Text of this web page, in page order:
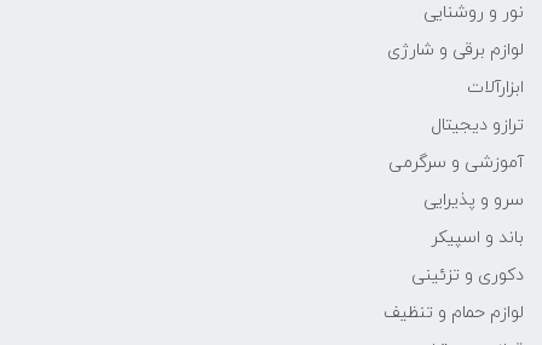
نور و روشنایی
لوازم برقی و شارژی
ابزارآلات
ترازو دیجیتال
آموزشی و سرگرمی
سرو و پذیرایی
باند و اسپیکر
دکوری و تزئینی
لوازم حمام و تنظیف